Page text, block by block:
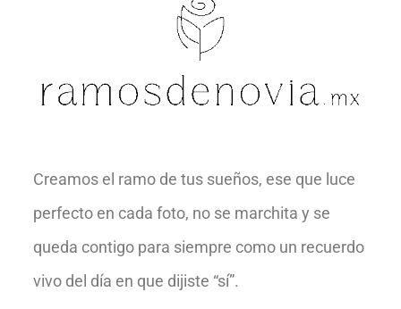
Creamos el ramo de tus sueños, ese que luce
perfecto en cada foto, no se marchita y se
queda contigo para siempre como un recuerdo
vivo del día en que dijiste “sí”.